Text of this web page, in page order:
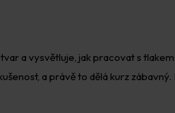
a vysvětluje, jak pracovat s
a právě to dělá kurz